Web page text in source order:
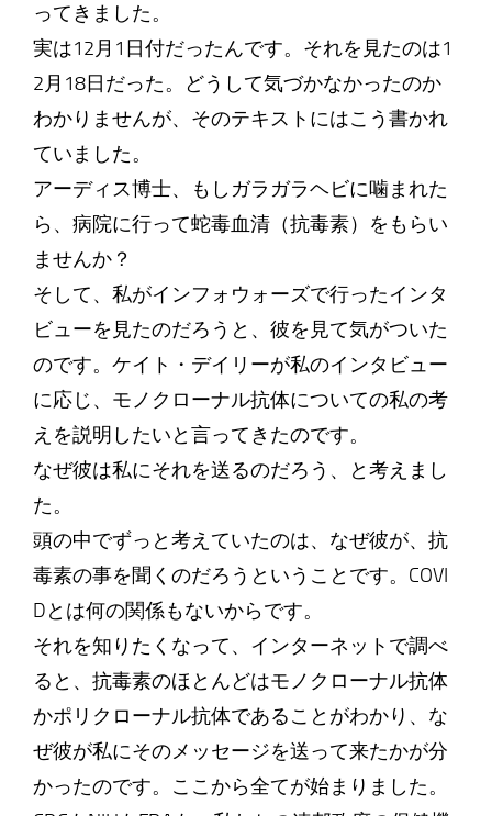
ってきました。
実は12月1日付だったんです。それを見たのは1
2月18日だった。どうして気づかなかったのか
わかりませんが、そのテキストにはこう書かれ
ていました。
アーディス博士、もしガラガラヘビに噛まれた
ら、病院に行って蛇毒血清（抗毒素）をもらい
ませんか？
そして、私がインフォウォーズで行ったインタ
ビューを見たのだろうと、彼を見て気がついた
のです。ケイト・デイリーが私のインタビュー
に応じ、モノクローナル抗体についての私の考
えを説明したいと言ってきたのです。
なぜ彼は私にそれを送るのだろう、と考えまし
た。
頭の中でずっと考えていたのは、なぜ彼が、抗
毒素の事を聞くのだろうということです。COVI
Dとは何の関係もないからです。
それを知りたくなって、インターネットで調べ
ると、抗毒素のほとんどはモノクローナル抗体
かポリクローナル抗体であることがわかり、な
ぜ彼が私にそのメッセージを送って来たかが分
かったのです。ここから全てが始まりました。